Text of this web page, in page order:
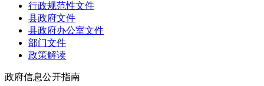
行政规范性文件
县政府文件
县政府办公室文件
部门文件
政策解读
政府信息公开指南